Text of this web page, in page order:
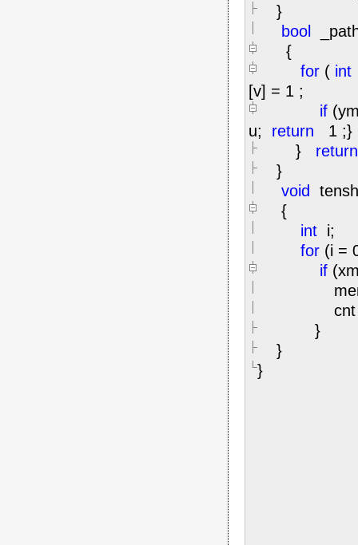
}
bool
{
for ( int
[v] = 1 ;
if
u;
return 1 ;}
}
return
}
void
{
int i;
for (i =
if
cnt
}
}
}